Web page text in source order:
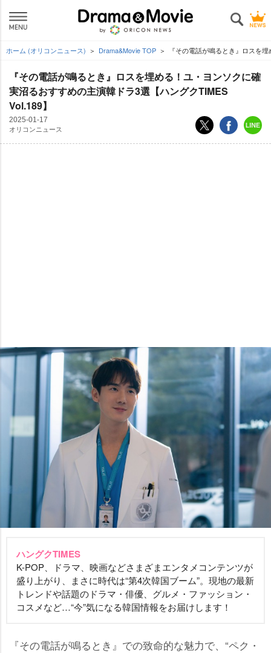
ホーム (オリコンニュース) Drama&Movie TOP 『その電話が鳴るとき』ロスを
『その電話が鳴るとき』ロスを埋める！ユ・ヨンソクに確
実沼るおすすめの主演韓ドラ3選【ハングクTIMES
Vol.189】
2025-01-17
オリコンニュース
ハングクTIMES
K-POP、ドラマ、映画などさまざまエンタメコンテンツが
盛り上がり、まさに時代は“第4次韓国ブーム”。現地の最新
トレンドや話題のドラマ・俳優、グルメ・ファッション・
コスメなど…“今”気になる韓国情報をお届けします！
『その電話が鳴るとき』での致命的な魅力で、“ペク・